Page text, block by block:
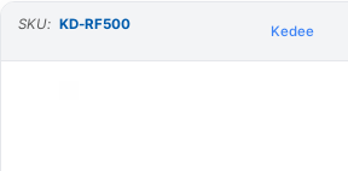
SKU: KD-RF500 Kedee